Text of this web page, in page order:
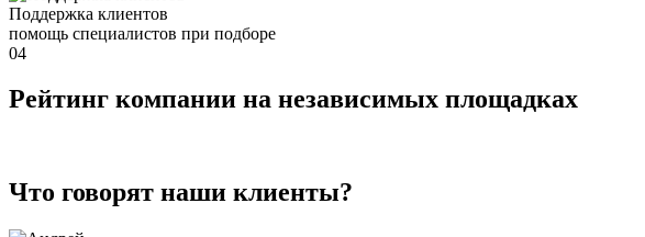
Поддержка клиентов
помощь специалистов при подборе
04
Рейтинг компании на независимых площадках
Что говорят наши клиенты?